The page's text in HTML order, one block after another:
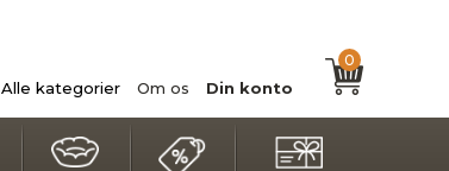
Alle kategorier Om os Din konto
0